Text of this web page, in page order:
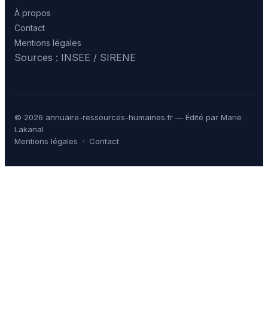
À propos
Contact
Mentions légales
Sources : INSEE / SIRENE
© 2026 annuaire-ressources-humaines.fr — Édité par Marie
Lakanal
Mentions légales · Contact